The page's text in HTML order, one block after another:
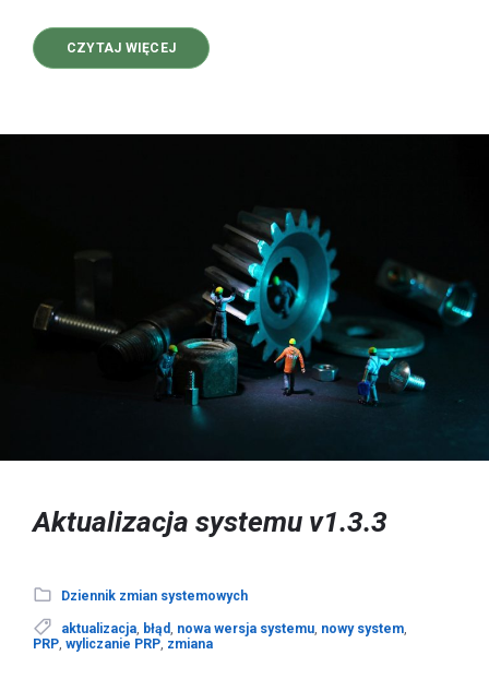
CZYTAJ WIĘCEJO
NOWA
WERSJA
Aktualizacja systemu v1.3.3
Dziennik zmian systemowych
aktualizacja, błąd, nowa wersja systemu, nowy system,
PRP, wyliczanie PRP, zmiana